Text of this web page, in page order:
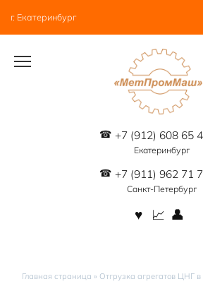
содержанию
г. Екатеринбург
+7 (912) 608 65
Екатеринбург
+7 (911) 962 71
Санкт-Петербург
Главная страница » Отгрузка агрегатов ЦНГ